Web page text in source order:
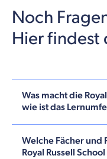
Noch
Hier findest
Was macht die
wie ist das
Welche Fächer und
Royal Russell